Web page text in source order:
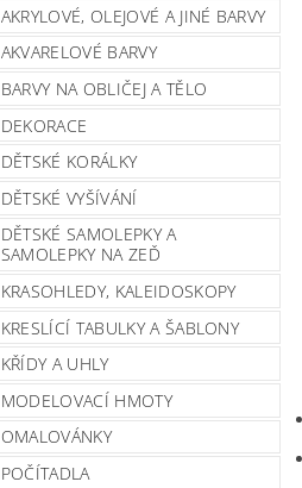
AKRYLOVÉ, OLEJOVÉ A JINÉ BARVY
AKVARELOVÉ BARVY
BARVY NA OBLIČEJ A TĚLO
DEKORACE
DĚTSKÉ KORÁLKY
DĚTSKÉ VYŠÍVÁNÍ
DĚTSKÉ SAMOLEPKY A
SAMOLEPKY NA ZEĎ
KRASOHLEDY, KALEIDOSKOPY
KRESLÍCÍ TABULKY A ŠABLONY
KŘÍDY A UHLY
MODELOVACÍ HMOTY
OMALOVÁNKY
POČÍTADLA